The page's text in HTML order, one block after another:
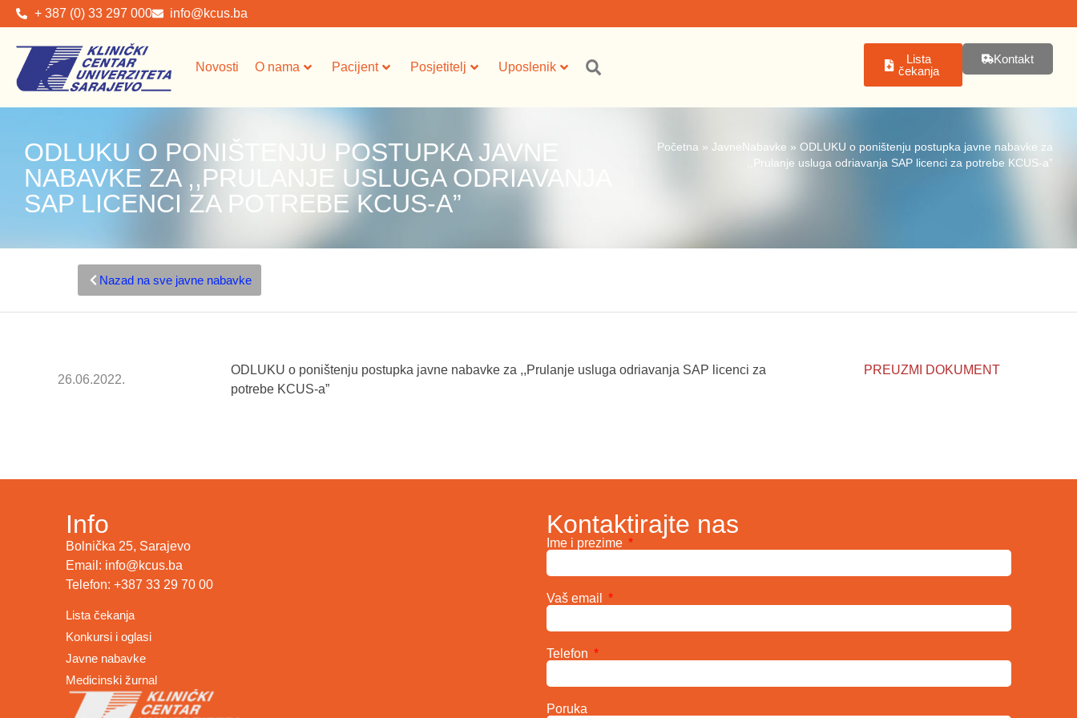
+ 387 (0) 33 297 000 info@kcus.ba
Novosti O nama Pacijent Posjetitelj Uposlenik
Lista
čekanja
Kontakt
ODLUKU O PONIŠTENJU POSTUPKA JAVNE
NABAVKE ZA ,,PRULANJE USLUGA ODRIAVANJA
SAP LICENCI ZA POTREBE KCUS-A”
Početna» JavneNabavke » ODLUKU o poništenju postupka javne nabavke za
,,Prulanje usluga odriavanja SAP licenci za potrebe KCUS-a”
Nazad na sve javne nabavke
26.06.2022.
ODLUKU o poništenju postupka javne nabavke za ,,Prulanje usluga odriavanja SAP licenci za
potrebe KCUS-a”
PREUZMI DOKUMENT
Info
Bolnička 25, Sarajevo
Email: info@kcus.ba
Telefon: +387 33 29 70 00
Lista čekanja
Konkursi i oglasi
Javne nabavke
Medicinski žurnal
Kontaktirajte nas
Ime i prezime
Vaš email
Telefon
Poruka